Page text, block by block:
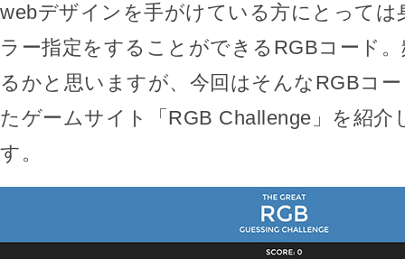
webデザインを手がけている方にとっては
ラー指定をすることができるRGBコード
るかと思いますが、今回はそんなRGBコ
たゲームサイト「RGB Challenge」を紹介
す。